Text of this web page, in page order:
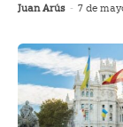
Juan Arús - 7 de